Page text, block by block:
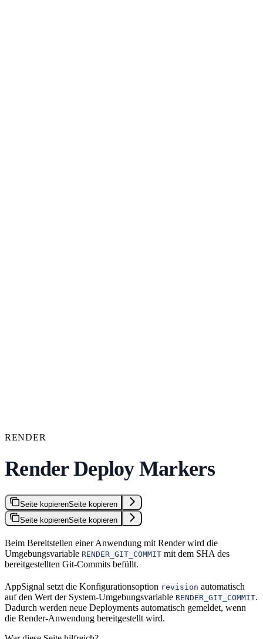
RENDER
Render Deploy Markers
Seite kopierenSeite kopieren
Seite kopierenSeite kopieren
Beim Bereitstellen einer Anwendung mit Render wird die
Umgebungsvariable RENDER_GIT_COMMIT mit dem SHA des
bereitgestellten Git-Commits befüllt.
AppSignal setzt die Konfigurationsoption revision automatisch
auf den Wert der System-Umgebungsvariable RENDER_GIT_COMMIT.
Dadurch werden neue Deployments automatisch gemeldet, wenn
die Render-Anwendung bereitgestellt wird.